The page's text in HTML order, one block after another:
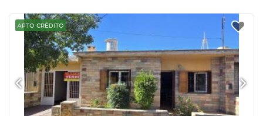
APTO CRÉDITO